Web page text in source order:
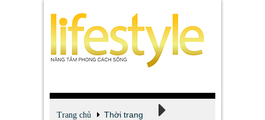
Trang chủ Thời trang